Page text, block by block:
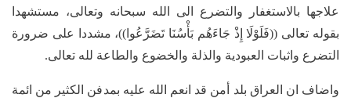
علاجها بالاستغفار والتضرع الى الله سبحانه وتعالى، مستشهدا
بقوله تعالى ((فَلَوْلَا إِذْ جَاءَهُم بَأْسُنَا تَضَرَّعُوا))، مشددا على ضرورة
التضرع واثبات العبودية والذلة والخضوع والطاعة لله تعالى.
واضاف ان العراق بلد أمن قد انعم الله عليه بمدفن الكثير من ائمة